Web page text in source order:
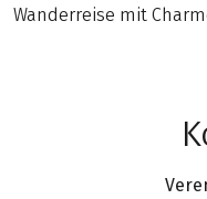
Wanderreise mit